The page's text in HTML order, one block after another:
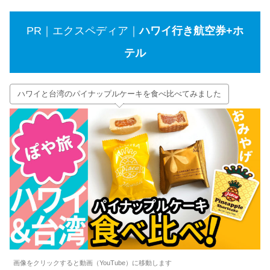
PR｜エクスペディア｜ハワイ行き航空券+ホ
テル
ハワイと台湾のパイナップルケーキを食べ比べてみました
画像をクリックすると動画（YouTube）に移動します